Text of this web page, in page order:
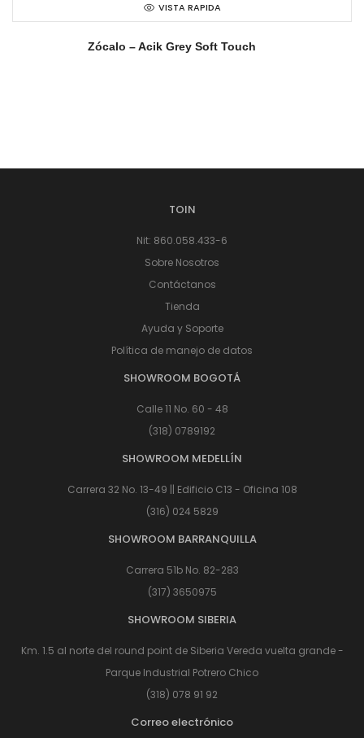
VISTA RAPIDA
Zócalo – Acik Grey Soft Touch
TOIN
Nit: 860.058.433-6
Sobre Nosotros
Contáctanos
Tienda
Ayuda y Soporte
Política de manejo de datos
SHOWROOM BOGOTÁ
Calle 11 No. 60 - 48
(318) 0789192
SHOWROOM MEDELLÍN
Carrera 32 No. 13-49 || Edificio C13 - Oficina 108
(316) 024 5829
SHOWROOM BARRANQUILLA
Carrera 51b No. 82-283
(317) 3650975
SHOWROOM SIBERIA
Km. 1.5 al norte del round point de Siberia Vereda vuelta grande -
Parque Industrial Potrero Chico
(318) 078 91 92
Correo electrónico